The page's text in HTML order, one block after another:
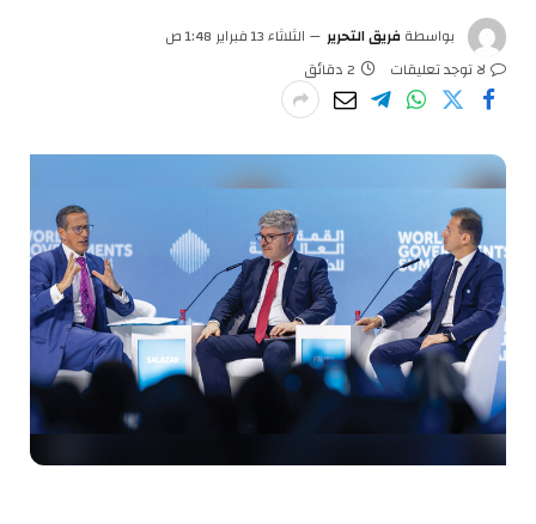
بواسطةفريق التحرير
الثلاثاء 13 فبراير 1:48 ص
لا توجد تعليقات
2 دقائق